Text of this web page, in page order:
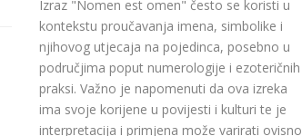
Izraz "Nomen est omen" često se koristi u
kontekstu proučavanja imena, simbolike i
njihovog utjecaja na pojedinca, posebno u
područjima poput numerologije i ezoteričnih
praksi. Važno je napomenuti da ova izreka
ima svoje korijene u povijesti i kulturi te je
interpretacija i primjena može varirati ovisno